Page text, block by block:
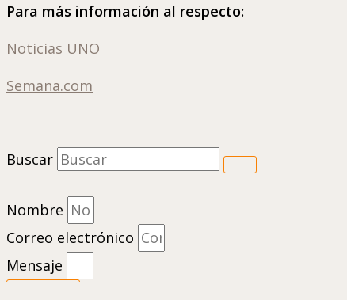
Para más información al respecto:
Noticias UNO
Semana.com
Buscar
Nombre
Correo electrónico
Mensaje